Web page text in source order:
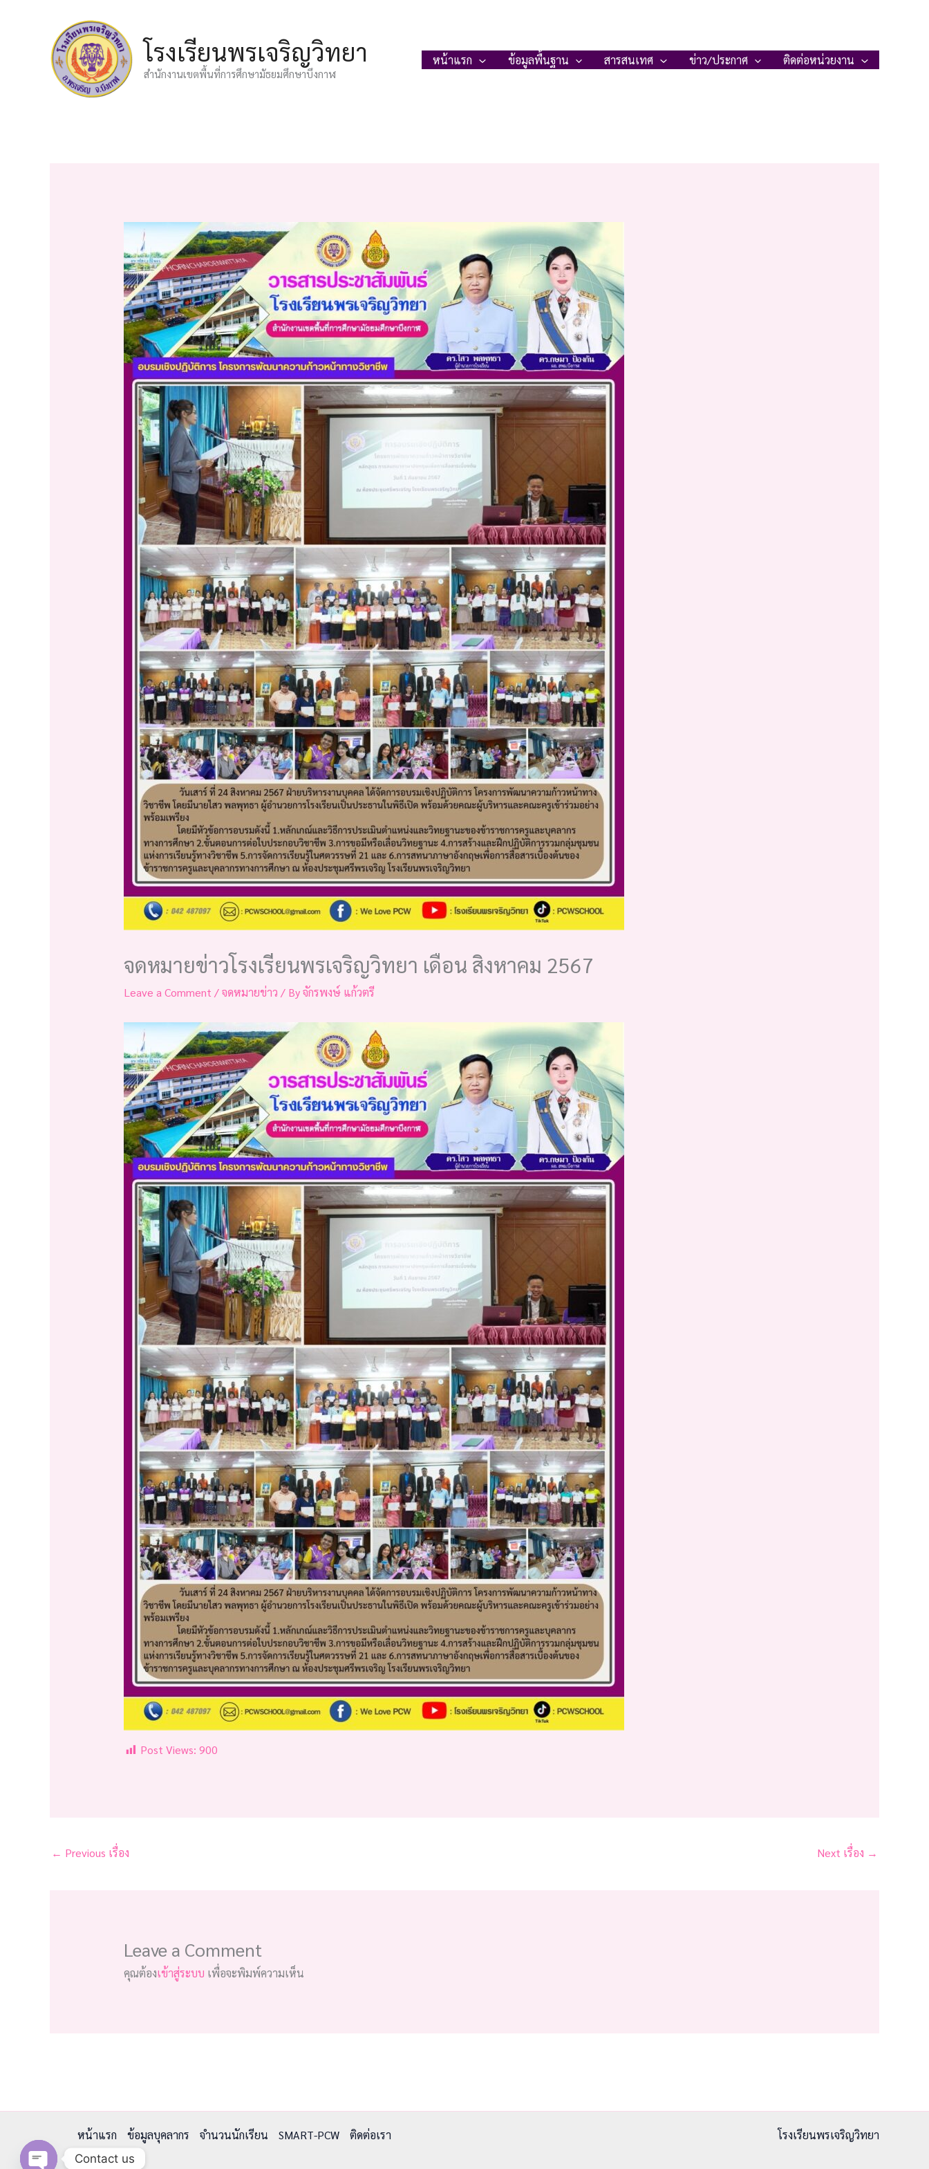
โรงเรียนพรเจริญวิทยา
สำนักงานเขตพื้นที่การศึกษามัธยมศึกษาบึงกาฬ
หน้าแรก ข้อมูลพื้นฐาน สารสนเทศ ข่าว/ประกาศ ติดต่อหน่วยงาน
จดหมายข่าวโรงเรียนพรเจริญวิทยา เดือน สิงหาคม 2567
Leave a Comment /จดหมายข่าว / Byจักรพงษ์ แก้วตรี
Post Views: 900
← Previous เรื่อง Next เรื่อง →
Leave a Comment
คุณต้องเข้าสู่ระบบ เพื่อจะพิมพ์ความเห็น
หน้าแรก ข้อมูลบุคลากร จำนวนนักเรียน SMART-PCW ติดต่อเรา โรงเรียนพรเจริญวิทยา
Contact us